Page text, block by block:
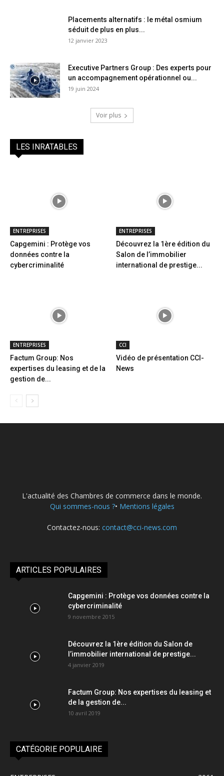
Placements alternatifs : le métal osmium
séduit de plus en plus...
12 janvier 2023
Executive Partners Group : Des experts pour
un accompagnement opérationnel ou...
19 juin 2024
Voir plus
LES INRATABLES
ENTREPRISES
Capgemini : Protège vos
données contre la
cybercriminalité
ENTREPRISES
Découvrez la 1ère édition du
Salon de l’immobilier
international de prestige...
ENTREPRISES
Factum Group: Nos
expertises du leasing et de la
gestion de...
CCI
Vidéo de présentation CCI-
News
L'actualité des Chambres de commerce dans le monde.
Qui sommes-nous ?• Mentions légales
Contactez-nous: contact@cci-news.com
ARTICLES POPULAIRES
Capgemini : Protège vos données contre la
cybercriminalité
9 novembre 2015
Découvrez la 1ère édition du Salon de
l’immobilier international de prestige...
4 janvier 2019
Factum Group: Nos expertises du leasing et
de la gestion de...
10 avril 2019
CATÉGORIE POPULAIRE